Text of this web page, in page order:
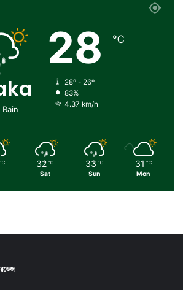
28 ℃
28º - 26º
83%
4.37 km/h
℃ 32 ℃
Sat
33 ℃
Sun
31 ℃
Mon